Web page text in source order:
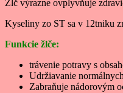
Žlč výrazne ovplyvňuje
Kyseliny zo ST sa v 12tniku
Funkcie žlče:
trávenie potravy s
Udržiavanie
Zabraňuje nádorovým